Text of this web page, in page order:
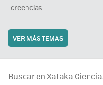
creencias
VER MÁS TEMAS